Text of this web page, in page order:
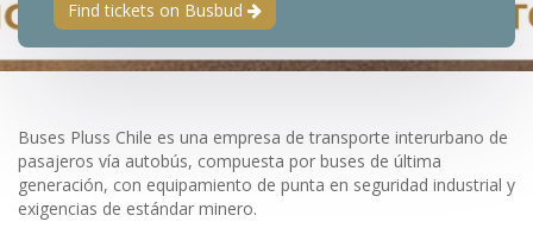
Find tickets on Busbud
Buses Pluss Chile es una empresa de transporte interurbano de
pasajeros vía autobús, compuesta por buses de última
generación, con equipamiento de punta en seguridad industrial y
exigencias de estándar minero.